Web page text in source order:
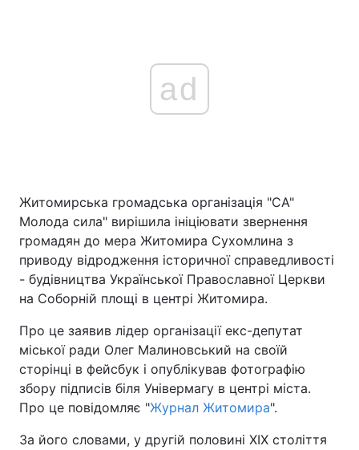
Головна Війна
Економіка Світ
Спорт Наука
ad
Житомирська громадська організація "СА"
Молода сила" вирішила ініціювати звернення
громадян до мера Житомира Сухомлина з
приводу відродження історичної справедливості
- будівництва Української Православної Церкви
на Соборній площі в центрі Житомира.
Про це заявив лідер організації екс-депутат
міської ради Олег Малиновський на своїй
сторінці в фейсбук і опублікував фотографію
збору підписів біля Універмагу в центрі міста.
Про це повідомляє "Журнал Житомира".
За його словами, у другій половині XIX століття